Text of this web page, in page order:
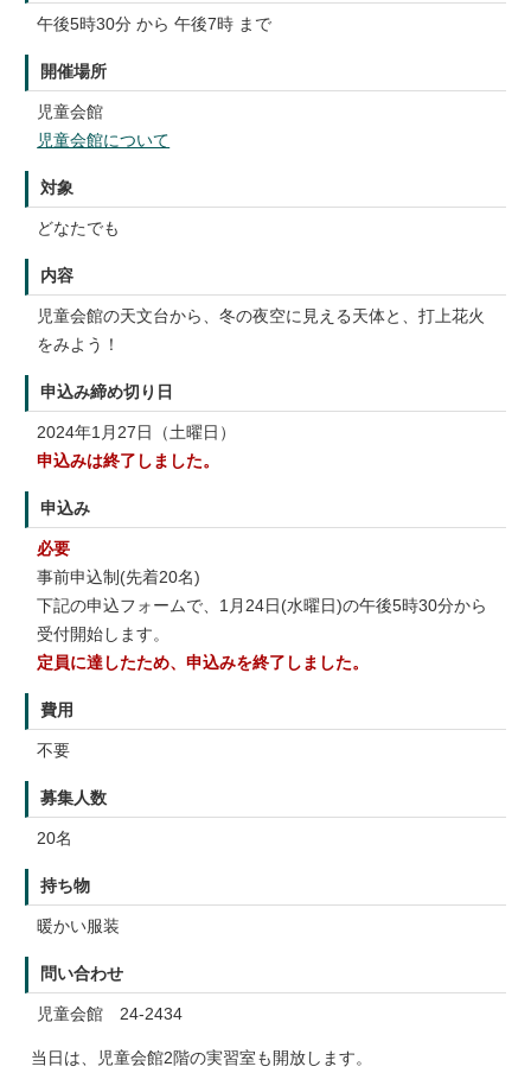
午後5時30分 から 午後7時 まで
開催場所
児童会館
児童会館について
対象
どなたでも
内容
児童会館の天文台から、冬の夜空に見える天体と、打上花火
をみよう！
申込み締め切り日
2024年1月27日（土曜日）
申込みは終了しました。
申込み
必要
事前申込制(先着20名)
下記の申込フォームで、1月24日(水曜日)の午後5時30分から
受付開始します。
定員に達したため、申込みを終了しました。
費用
不要
募集人数
20名
持ち物
暖かい服装
問い合わせ
児童会館 24-2434
当日は、児童会館2階の実習室も開放します。